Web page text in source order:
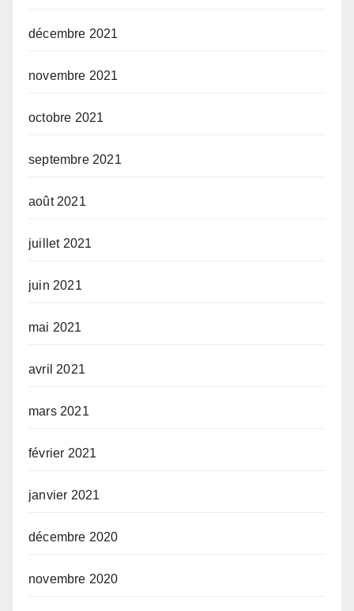
décembre 2021
novembre 2021
octobre 2021
septembre 2021
août 2021
juillet 2021
juin 2021
mai 2021
avril 2021
mars 2021
février 2021
janvier 2021
décembre 2020
novembre 2020